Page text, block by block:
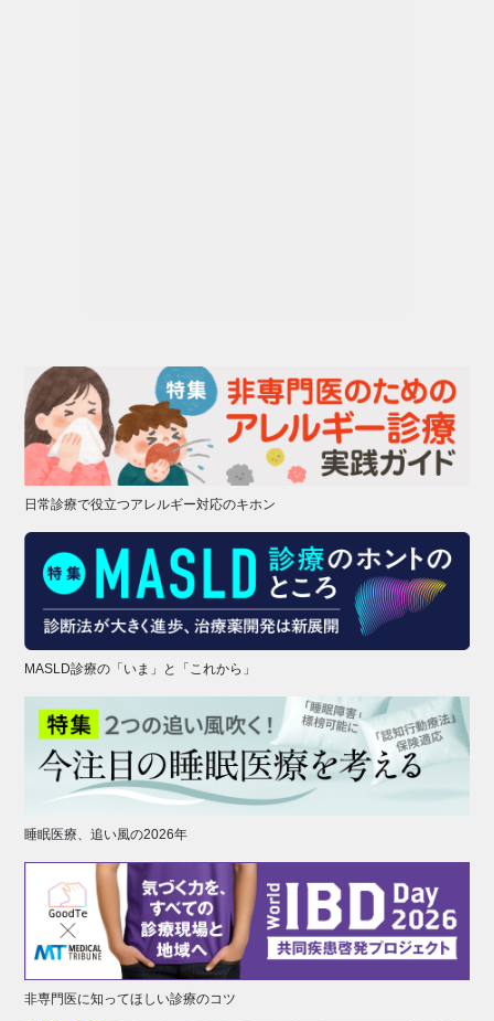
日常診療で役立つアレルギー対応のキホン
MASLD診療の「いま」と「これから」
睡眠医療、追い風の2026年
非専門医に知ってほしい診療のコツ